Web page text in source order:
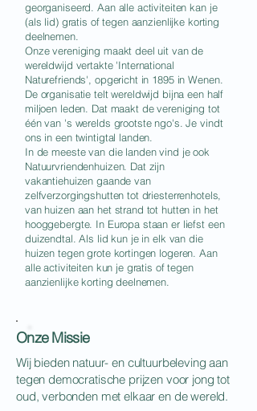
georganiseerd. Aan alle activiteiten kan je
(als lid) gratis of tegen aanzienlijke korting
deelnemen.
Onze vereniging maakt deel uit van de
wereldwijd vertakte 'International
Naturefriends', opgericht in 1895 in Wenen.
De organisatie telt wereldwijd bijna een half
miljoen leden. Dat maakt de vereniging tot
één van 's werelds grootste ngo's. Je vindt
ons in een twintigtal landen.
In de meeste van die landen vind je ook
Natuurvriendenhuizen. Dat zijn
vakantiehuizen gaande van
zelfverzorgingshutten tot driesterrenhotels,
van huizen aan het strand tot hutten in het
hooggebergte. In Europa staan er liefst een
duizendtal. Als lid kun je in elk van die
huizen tegen grote kortingen logeren. Aan
alle activiteiten kun je gratis of tegen
aanzienlijke korting deelnemen.
Onze Missie
Wij bieden natuur- en cultuurbeleving aan
tegen democratische prijzen voor jong tot
oud, verbonden met elkaar en de wereld.